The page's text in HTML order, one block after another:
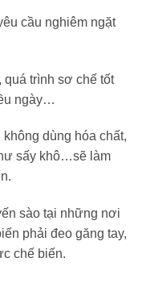
cầu nghiêm ngặt
trình sơ chế tốt
ngày…
không dùng hóa chất,
sấy khô…sẽ làm
sào tại những nơi
phải đeo găng tay,
chế biến.